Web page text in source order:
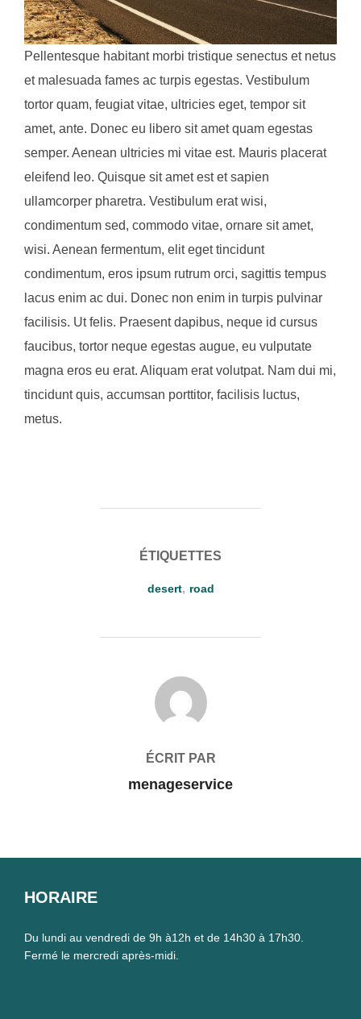
Pellentesque habitant morbi tristique senectus et netus
et malesuada fames ac turpis egestas. Vestibulum
tortor quam, feugiat vitae, ultricies eget, tempor sit
amet, ante. Donec eu libero sit amet quam egestas
semper. Aenean ultricies mi vitae est. Mauris placerat
eleifend leo. Quisque sit amet est et sapien
ullamcorper pharetra. Vestibulum erat wisi,
condimentum sed, commodo vitae, ornare sit amet,
wisi. Aenean fermentum, elit eget tincidunt
condimentum, eros ipsum rutrum orci, sagittis tempus
lacus enim ac dui. Donec non enim in turpis pulvinar
facilisis. Ut felis. Praesent dapibus, neque id cursus
faucibus, tortor neque egestas augue, eu vulputate
magna eros eu erat. Aliquam erat volutpat. Nam dui mi,
tincidunt quis, accumsan porttitor, facilisis luctus,
metus.
ÉTIQUETTES
desert, road
AUTEUR DE LA PUBLICATION
ÉCRIT PAR
menageservice
HORAIRE
Du lundi au vendredi de 9h à12h et de 14h30 à 17h30.
Fermé le mercredi après-midi.